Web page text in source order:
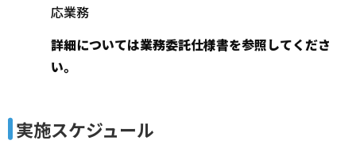
応業務
詳細については業務委託仕様書を参照してくださ
い。
実施スケジュール